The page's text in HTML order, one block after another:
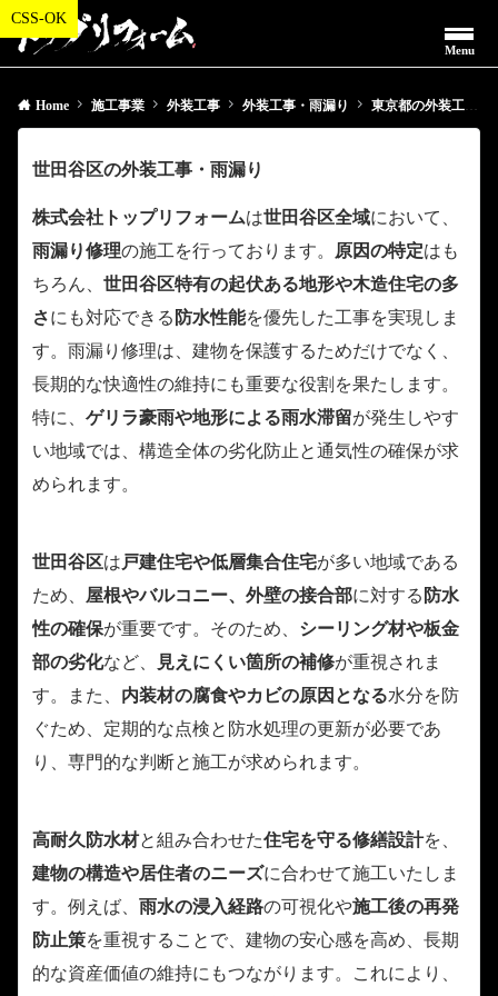
Menu
Home 施工事業 外装工事 外装工事・雨漏り 東京都の外装工事・雨漏り
世田谷区の外装工事・雨漏り
株式会社トップリフォームは世田谷区全域において、
雨漏り修理の施工を行っております。 原因の特定はも
ちろん、 世田谷区特有の起伏ある地形や木造住宅の多
さにも対応できる 防水性能を優先した工事を実現しま
す。雨漏り修理は、建物を保護するためだけでなく、
長期的な快適性の維持にも重要な役割を果たします。
特に、 ゲリラ豪雨や地形による雨水滞留が発生しやす
い地域では、構造全体の劣化防止と通気性の確保が求
められます。
世田谷区は 戸建住宅や低層集合住宅が多い地域である
ため、 屋根やバルコニー、外壁の接合部に対する 防水
性の確保が重要です。そのため、 シーリング材や板金
部の劣化など、 見えにくい箇所の補修が重視されま
す。また、 内装材の腐食やカビの原因となる水分を防
ぐため、定期的な点検と防水処理の更新が必要であ
り、専門的な判断と施工が求められます。
高耐久防水材と組み合わせた住宅を守る修繕設計を、
建物の構造や居住者のニーズに合わせて施工いたしま
す。例えば、 雨水の浸入経路の可視化や施工後の再発
防止策を重視することで、建物の安心感を高め、長期
的な資産価値の維持にもつながります。これにより、